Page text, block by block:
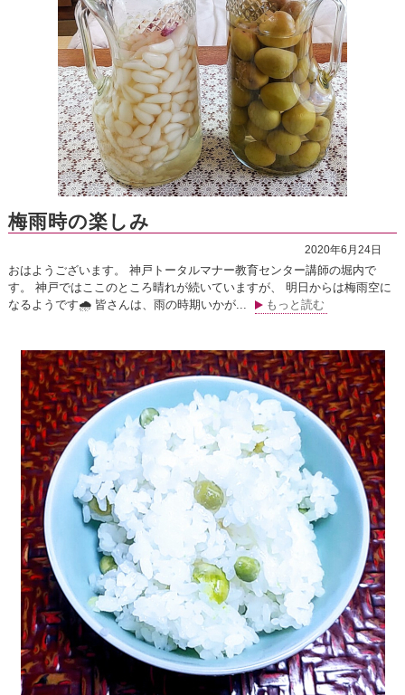
梅雨時の楽しみ
2020年6月24日
おはようございます。 神戸トータルマナー教育センター講師の堀内で
す。 神戸ではここのところ晴れが続いていますが、 明日からは梅雨空に
なるようです🌧 皆さんは、雨の時期いかが...
もっと読む